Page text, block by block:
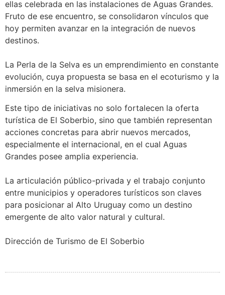
ellas celebrada en las instalaciones de Aguas Grandes.
Fruto de ese encuentro, se consolidaron vínculos que
hoy permiten avanzar en la integración de nuevos
destinos.
La Perla de la Selva es un emprendimiento en constante
evolución, cuya propuesta se basa en el ecoturismo y la
inmersión en la selva misionera.
Este tipo de iniciativas no solo fortalecen la oferta
turística de El Soberbio, sino que también representan
acciones concretas para abrir nuevos mercados,
especialmente el internacional, en el cual Aguas
Grandes posee amplia experiencia.
La articulación público-privada y el trabajo conjunto
entre municipios y operadores turísticos son claves
para posicionar al Alto Uruguay como un destino
emergente de alto valor natural y cultural.
Dirección de Turismo de El Soberbio